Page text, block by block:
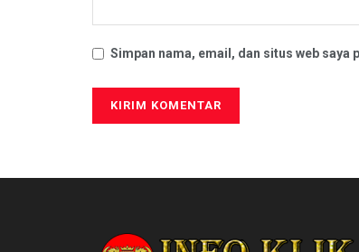
Simpan nama, email, dan situs web